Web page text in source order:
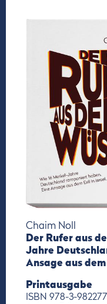
Chaim Noll
Der Rufer aus
Jahre
Ansage aus
Printausgabe
ISBN 978-3-